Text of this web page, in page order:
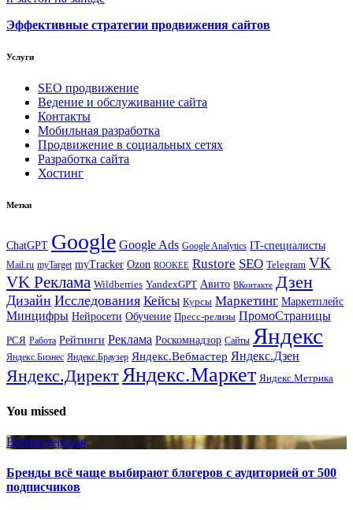
Эффективные стратегии продвижения сайтов
Услуги
SEO продвижение
Ведение и обслуживание сайта
Контакты
Мобильная разработка
Продвижение в социальных сетях
Разработка сайта
Хостинг
Метки
ChatGPT Google Google Ads Google Analytics IT-специалисты
Mail.ru myTarget myTracker Ozon ROOKEE Rustore SEO Telegram VK
VK Реклама Wildberries YandexGPT Авито ВКонтакте Дзен
Дизайн Исследования Кейсы Курсы Маркетинг Маркетплейс
Минцифры Нейросети Обучение Пресс-релизы ПромоСтраницы
РСЯ Работа Рейтинги Реклама Роскомнадзор Сайты Яндекс
Яндекс.Бизнес Яндекс.Браузер Яндекс.Вебмастер Яндекс.Дзен
Яндекс.ДиректЯндекс.Маркет Яндекс.Метрика
You missed
Вебмастерская
Бренды всё чаще выбирают блогеров с аудиторией от 500
подписчиков